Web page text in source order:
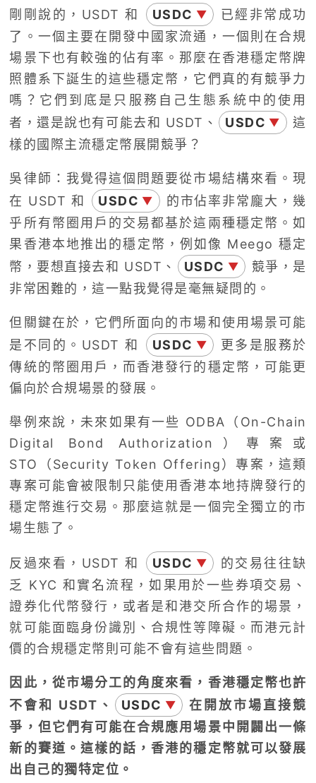
剛剛說的，USDT 和
USDC ▼
已經非常成功
了。一個主要在開發中國家流通，一個則在合規
場景下也有較強的佔有率。那麼在香港穩定幣牌
照體系下誕生的這些穩定幣，它們真的有競爭力
嗎？它們到底是只服務自己生態系統中的使用
者，還是說也有可能去和 USDT、
USDC ▼
這
樣的國際主流穩定幣展開競爭？
吳律師：我覺得這個問題要從市場結構來看。現
在 USDT 和
USDC ▼
的市佔率非常龐大，幾
乎所有幣圈用戶的交易都基於這兩種穩定幣。如
果香港本地推出的穩定幣，例如像 Meego 穩定
幣，要想直接去和 USDT、
USDC ▼
競爭，是
非常困難的，這一點我覺得是毫無疑問的。
但關鍵在於，它們所面向的市場和使用場景可能
是不同的。USDT 和
USDC ▼
更多是服務於
傳統的幣圈用戶，而香港發行的穩定幣，可能更
偏向於合規場景的發展。
舉例來說，未來如果有一些 ODBA（On-Chain
Digital Bond Authorization）專案或
STO（Security Token Offering）專案，這類
專案可能會被限制只能使用香港本地持牌發行的
穩定幣進行交易。那麼這就是一個完全獨立的市
場生態了。
反過來看，USDT 和 USDC ▼
的交易往往缺
乏 KYC 和實名流程，如果用於一些券項交易、
證券化代幣發行，或者是和港交所合作的場景，
就可能面臨身份識別、合規性等障礙。而港元計
價的合規穩定幣則可能不會有這些問題。
因此，從市場分工的角度來看，香港穩定幣也許
不會和 USDT、
USDC ▼
在開放市場直接競
爭，但它們有可能在合規應用場景中開闢出一條
新的賽道。這樣的話，香港的穩定幣就可以發展
出自己的獨特定位。